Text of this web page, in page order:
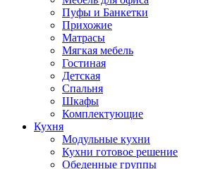
Пуфы и Банкетки
Прихожие
Матрасы
Мягкая мебель
Гостиная
Детская
Спальня
Шкафы
Комплектующие
Кухня
Модульные кухни
Кухни готовое решение
Обеденные группы